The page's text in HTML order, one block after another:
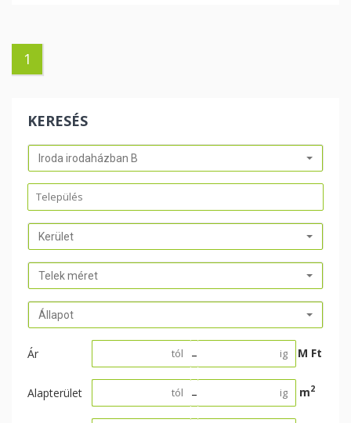
1
KERESÉS
Iroda irodaházban B
Kerület
Telek méret
Állapot
Ár M Ft
–
Alapterület m2
–